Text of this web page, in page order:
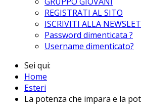
REGISTRATI AL SITO
ISCRIVITI ALLA
Password dimenticata ?
Username dimenticato?
Sei qui:
Home
Esteri
La potenza che impara e la